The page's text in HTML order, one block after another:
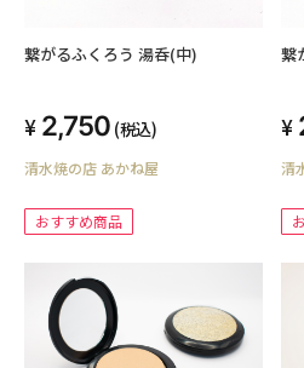
繋がるふくろう 湯呑(中)
2,750 (税込)
清水焼の店 あかね屋
おすすめ商品
繋